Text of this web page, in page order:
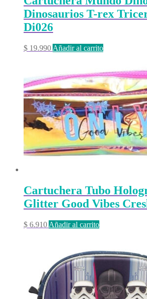
Dinosaurios T-rex
Di026
$ 19.990 Añadir al carrito
Cartuchera Tubo
Glitter Good Vibes
$ 6.910 Añadir al carrito